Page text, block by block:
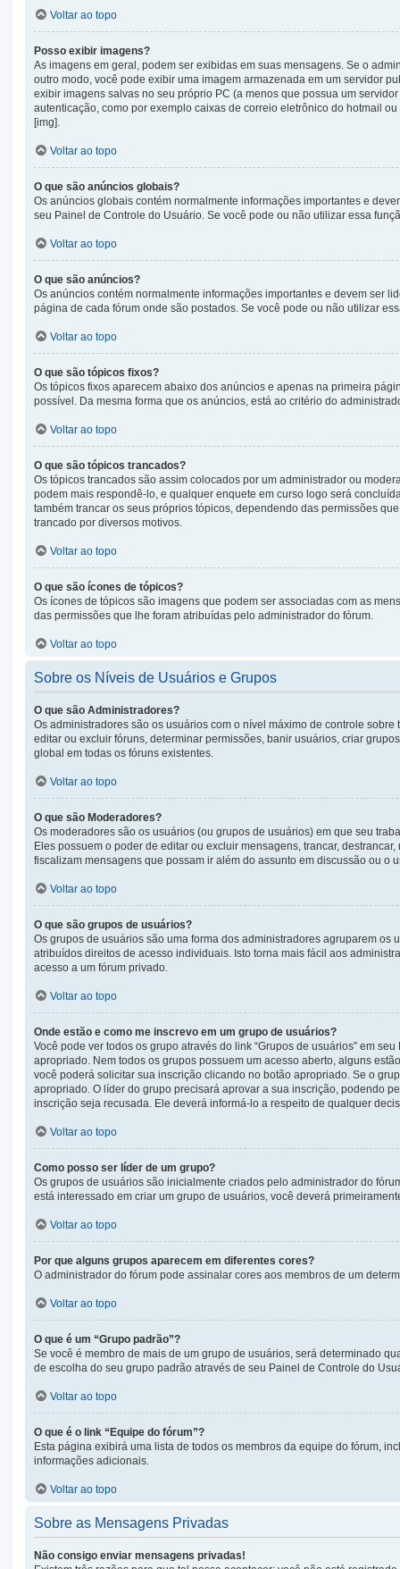
Voltar ao topo
Posso exibir imagens?
As imagens em geral, podem ser exibidas em suas mensagens. Se o
outro modo, você pode exibir uma imagem armazenada em um servidor
exibir imagens salvas no seu próprio PC (a menos que possua um
autenticação, como por exemplo caixas de correio eletrônico do hotmail
[img].
Voltar ao topo
O que são anúncios globais?
Os anúncios globais contém normalmente informações importantes e
seu Painel de Controle do Usuário. Se você pode ou não utilizar essa
Voltar ao topo
O que são anúncios?
Os anúncios contém normalmente informações importantes e devem ser
página de cada fórum onde são postados. Se você pode ou não utilizar
Voltar ao topo
O que são tópicos fixos?
Os tópicos fixos aparecem abaixo dos anúncios e apenas na primeira
possível. Da mesma forma que os anúncios, está ao critério do
Voltar ao topo
O que são tópicos trancados?
Os tópicos trancados são assim colocados por um administrador ou
podem mais respondê-lo, e qualquer enquete em curso logo será
também trancar os seus próprios tópicos, dependendo das permissões
trancado por diversos motivos.
Voltar ao topo
O que são ícones de tópicos?
Os ícones de tópicos são imagens que podem ser associadas com as
das permissões que lhe foram atribuídas pelo administrador do fórum.
Voltar ao topo
Sobre os Níveis de Usuários e Grupos
O que são Administradores?
Os administradores são os usuários com o nível máximo de controle
editar ou excluir fóruns, determinar permissões, banir usuários, criar
global em todas os fóruns existentes.
Voltar ao topo
O que são Moderadores?
Os moderadores são os usuários (ou grupos de usuários) em que seu
Eles possuem o poder de editar ou excluir mensagens, trancar,
fiscalizam mensagens que possam ir além do assunto em discussão ou o
Voltar ao topo
O que são grupos de usuários?
Os grupos de usuários são uma forma dos administradores agruparem
atribuídos direitos de acesso individuais. Isto torna mais fácil aos
acesso a um fórum privado.
Voltar ao topo
Onde estão e como me inscrevo em um grupo de usuários?
Você pode ver todos os grupo através do link “Grupos de usuários” em
apropriado. Nem todos os grupos possuem um acesso aberto, alguns
você poderá solicitar sua inscrição clicando no botão apropriado. Se o
apropriado. O líder do grupo precisará aprovar a sua inscrição, podendo
inscrição seja recusada. Ele deverá informá-lo a respeito de qualquer
Voltar ao topo
Como posso ser líder de um grupo?
Os grupos de usuários são inicialmente criados pelo administrador do
está interessado em criar um grupo de usuários, você deverá
Voltar ao topo
Por que alguns grupos aparecem em diferentes cores?
O administrador do fórum pode assinalar cores aos membros de um
Voltar ao topo
O que é um “Grupo padrão”?
Se você é membro de mais de um grupo de usuários, será determinado
de escolha do seu grupo padrão através de seu Painel de Controle do
Voltar ao topo
O que é o link “Equipe do fórum”?
Esta página exibirá uma lista de todos os membros da equipe do fórum,
informações adicionais.
Voltar ao topo
Sobre as Mensagens Privadas
Não consigo enviar mensagens privadas!